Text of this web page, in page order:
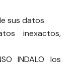
sus datos.
inexactos,
INDALO los